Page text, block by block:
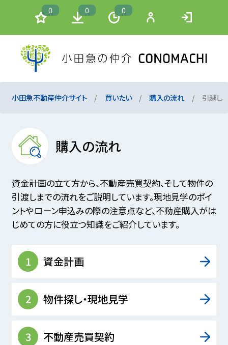
0 0 0
小田急不動産仲介サイト 買いたい 購入の流れ 引越し
購入の流れ
資金計画の立て方から、不動産売買契約、そして物件の
引渡しまでの流れをご説明しています。現地見学のポイ
ントやローン申込みの際の注意点など、不動産購入がは
じめての方に役立つ知識をご紹介しています。
1 資金計画
2 物件探し・現地見学
3 不動産売買契約